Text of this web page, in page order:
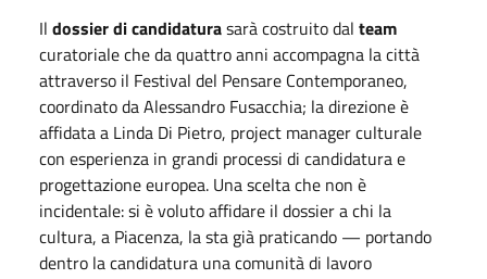
Il dossier di candidaturasarà costruito dal team
curatoriale che da quattro anni accompagna la città
attraverso il Festival del Pensare Contemporaneo,
coordinato da Alessandro Fusacchia; la direzione è
affidata a Linda Di Pietro, project manager culturale
con esperienza in grandi processi di candidatura e
progettazione europea. Una scelta che non è
incidentale: si è voluto affidare il dossier a chi la
cultura, a Piacenza, la sta già praticando — portando
dentro la candidatura una comunità di lavoro